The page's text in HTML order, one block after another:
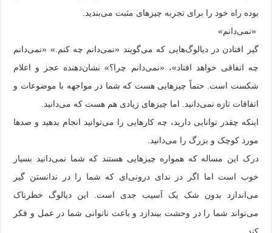
بوده راه خود را برای تجربه چیزهای مثبت می‌بندید.
‏ «نمی‌دانم»
گیر افتادن در دیالوگ‌هایی که می‌گویند «نمی‌دانم چه کنم.» «نمی‌دانم
چه اتفاقی خواهد افتاد»، «نمی‌دانم چرا؟» نشان‌دهنده عجز و اعلام
شکست است. حتماً چیزهایی هست که شما در مواجهه با موضوعات و
اتفاقات تازه نمی‌دانید. اما چیزهای زیادی هم هست که می‌دانید.
اینکه چقدر توانایی دارید، چه کارهایی را می‌توانید انجام بدهید و صدها
مورد کوچک و بزرگ را می‌دانید.
درک این مساله که همواره چیزهایی هستند که شما نمی‌دانید بسیار
خوب است اما اگر در ندای درونی‌ای که شما را در ندانستن گیر
می‌اندازد بدون شک یک آسیب جدی است. این دیالوگ خطرناک
می‌تواند شما را در وحشت بیندازد و باعث ناتوانی شما در عمل و فکر
کند.